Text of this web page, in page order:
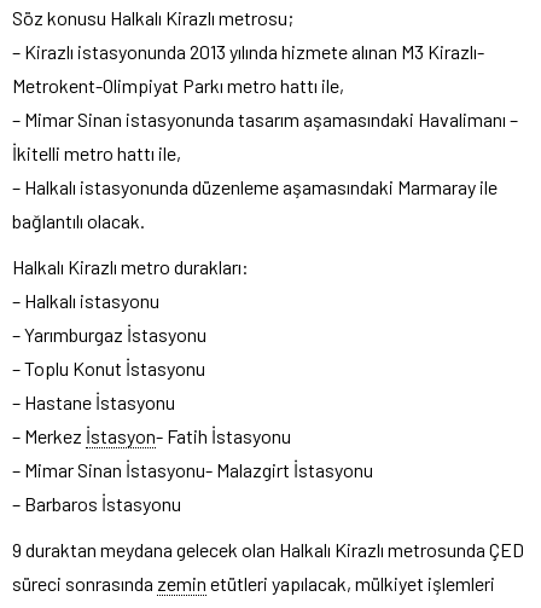
Söz konusu Halkalı Kirazlı metrosu;
– Kirazlı istasyonunda 2013 yılında hizmete alınan M3 Kirazlı-
Metrokent-Olimpiyat Parkı metro hattı ile,
– Mimar Sinan istasyonunda tasarım aşamasındaki Havalimanı –
İkitelli metro hattı ile,
– Halkalı istasyonunda düzenleme aşamasındaki Marmaray ile
bağlantılı olacak.
Halkalı Kirazlı metro durakları:
– Halkalı istasyonu
– Yarımburgaz İstasyonu
– Toplu Konut İstasyonu
– Hastane İstasyonu
– Merkez İstasyon- Fatih İstasyonu
– Mimar Sinan İstasyonu- Malazgirt İstasyonu
– Barbaros İstasyonu
9 duraktan meydana gelecek olan Halkalı Kirazlı metrosunda ÇED
süreci sonrasında zemin etütleri yapılacak, mülkiyet işlemleri